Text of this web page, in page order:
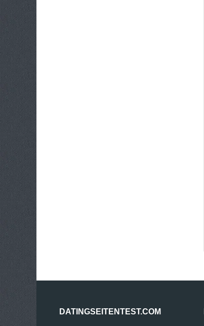
DATINGSEITENTEST.COM